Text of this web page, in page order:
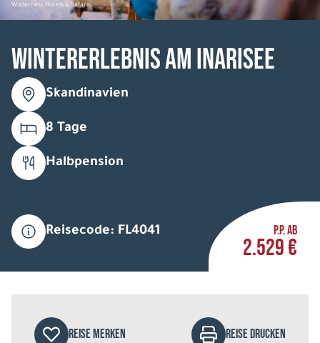
Wilderness Hotels & Safaris
Wintererlebnis am Inarisee
Skandinavien
8 Tage
Halbpension
Reisecode: FL4041 P.P. AB
2.529 €
REISE MERKEN REISE DRUCKEN